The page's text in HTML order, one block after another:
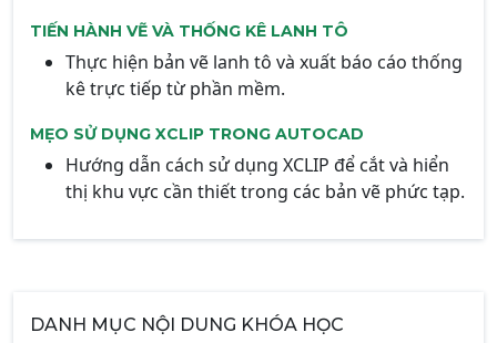
TIẾN HÀNH VẼ VÀ THỐNG KÊ LANH TÔ
Thực hiện bản vẽ lanh tô và xuất báo cáo thống
kê trực tiếp từ phần mềm.
MẸO SỬ DỤNG XCLIP TRONG AUTOCAD
Hướng dẫn cách sử dụng XCLIP để cắt và hiển
thị khu vực cần thiết trong các bản vẽ phức tạp.
DANH MỤC NỘI DUNG KHÓA HỌC